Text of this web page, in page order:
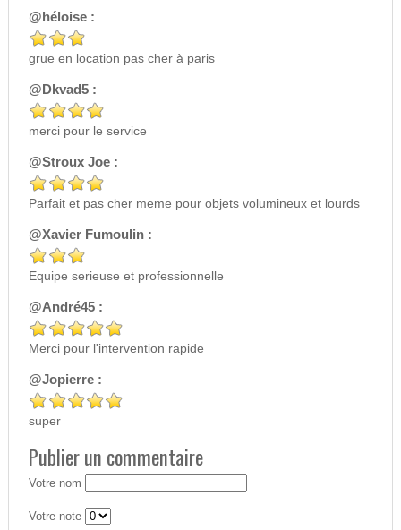
@héloise :
grue en location pas cher à paris
@Dkvad5 :
merci pour le service
@Stroux Joe :
Parfait et pas cher meme pour objets volumineux et lourds
@Xavier Fumoulin :
Equipe serieuse et professionnelle
@André45 :
Merci pour l'intervention rapide
@Jopierre :
super
Publier un commentaire
Votre nom
Votre note